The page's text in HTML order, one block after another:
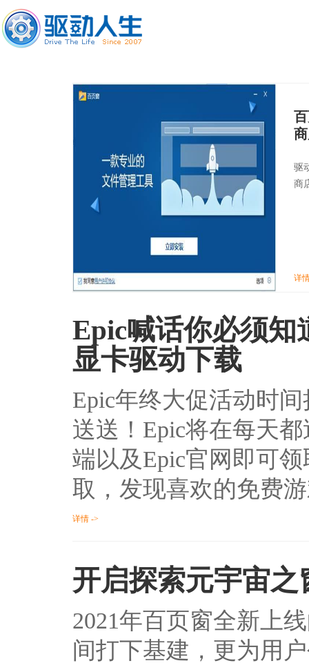
驱
商
详
Epic喊话你必须知
显卡驱动下载
Epic年终大促活动时
送送！Epic将在每天
端以及Epic官网即可
取，发现喜欢的免费
详情 ->
开启探索元宇宙
2021年百页窗全新上
间打下基建，更为用